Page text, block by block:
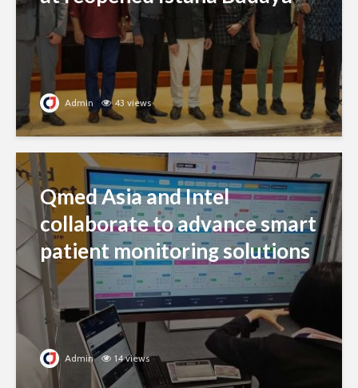
Admin 43 views
Qmed Asia and Intel
collaborate to advance smart
patient monitoring solutions
Admin 14 views